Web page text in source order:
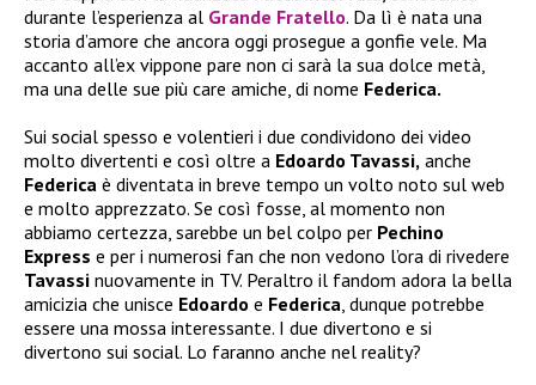
durante l’esperienza al Grande Fratello. Da lì è nata una
storia d’amore che ancora oggi prosegue a gonfie vele. Ma
accanto all’ex vippone pare non ci sarà la sua dolce metà,
ma una delle sue più care amiche, di nome Federica.
Sui social spesso e volentieri i due condividono dei video
molto divertenti e così oltre a Edoardo Tavassi, anche
Federica è diventata in breve tempo un volto noto sul web
e molto apprezzato. Se così fosse, al momento non
abbiamo certezza, sarebbe un bel colpo per Pechino
Express e per i numerosi fan che non vedono l’ora di rivedere
Tavassi nuovamente in TV. Peraltro il fandom adora la bella
amicizia che unisce Edoardo e Federica , dunque potrebbe
essere una mossa interessante. I due divertono e si
divertono sui social. Lo faranno anche nel reality?